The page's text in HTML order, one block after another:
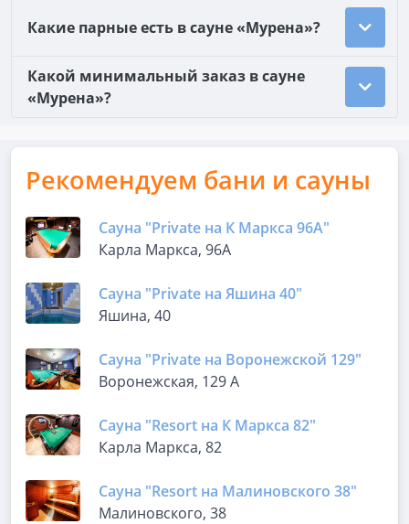
Какие парные есть в сауне «Мурена»?
Какой минимальный заказ в сауне
«Мурена»?
Рекомендуем бани и сауны
Сауна "Private на К Маркса 96А"
Карла Маркса, 96А
Сауна "Private на Яшина 40"
Яшина, 40
Сауна "Private на Воронежской 129"
Воронежская, 129 А
Сауна "Resort на К Маркса 82"
Карла Маркса, 82
Сауна "Resort на Малиновского 38"
Малиновского, 38